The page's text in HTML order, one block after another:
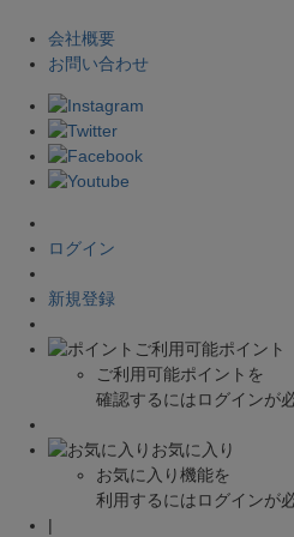
会社概要
お問い合わせ
ログイン
新規登録
ご利用可能ポイント
ご利用可能ポイントを
確認するにはログインが
お気に入り
お気に入り機能を
利用するにはログインが
|